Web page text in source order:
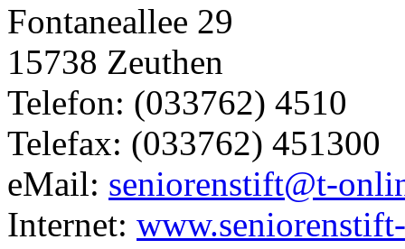
Fontaneallee 29
15738 Zeuthen
Telefon: (033762) 4510
Telefax: (033762) 451300
eMail: seniorenstift@t-
Internet: